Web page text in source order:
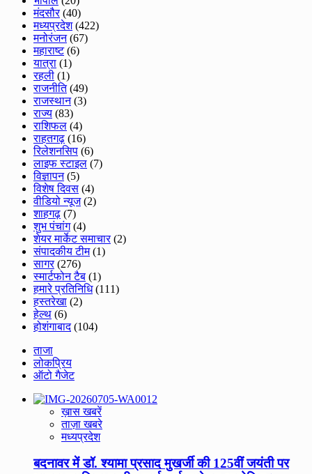
मंदसौर(40)
मध्यप्रदेश(422)
मनोरंजन(67)
महाराष्ट(6)
यात्रा (1)
रहली (1)
राजनीति(49)
राजस्थान(3)
राज्य (83)
राशिफल (4)
राहतगढ़ (16)
रिलेशनसिप (6)
लाइफ स्टाइल (7)
विज्ञापन(5)
विशेष दिवस (4)
वीडियो न्यूज(2)
शाहगढ़ (7)
शुभ पंचांग(4)
शेयर मार्केट समाचार(2)
संपादकीय टीम(1)
सागर(276)
स्मार्टफोन टैब (1)
हमारे प्रतिनिधि(111)
हस्तरेखा (2)
हेल्थ (6)
होशंगाबाद(104)
ताजा
लोकप्रिय
ऑटो गैजेट
ख़ास खबरें
ताज़ा खबरे
मध्यप्रदेश
बदनावर में डॉ. श्यामा प्रसाद मुखर्जी की 125वीं जयंती पर